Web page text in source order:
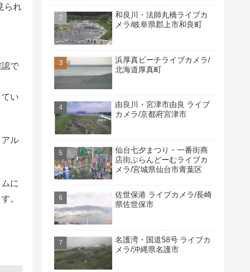
られ
で
い
ル
に
。
和良川・法師丸橋ライブカ
メラ/岐阜県郡上市和良町
浜厚真ビーチライブカメラ/
北海道厚真町
由良川・宮津市由良 ライブ
カメラ/京都府宮津市
仙台七夕まつり・一番街商
店街ぶらんどーむライブカ
メラ/宮城県仙台市青葉区
佐世保港 ライブカメラ/長崎
県佐世保市
名護湾・国道58号 ライブカ
メラ/沖縄県名護市